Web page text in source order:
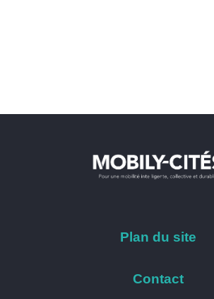
Plan du site
Contact